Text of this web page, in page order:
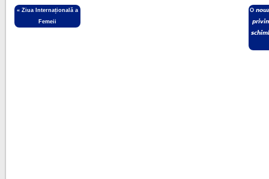
«Ziua Internațională a
Femeii
O